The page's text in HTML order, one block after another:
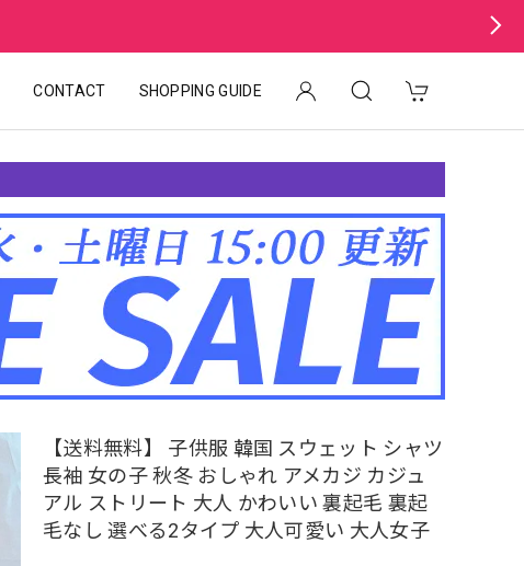
CONTACT SHOPPING GUIDE
【送料無料】 子供服 韓国 スウェット シャツ
長袖 女の子 秋冬 おしゃれ アメカジ カジュ
アル ストリート 大人 かわいい 裏起毛 裏起
毛なし 選べる2タイプ 大人可愛い 大人女子